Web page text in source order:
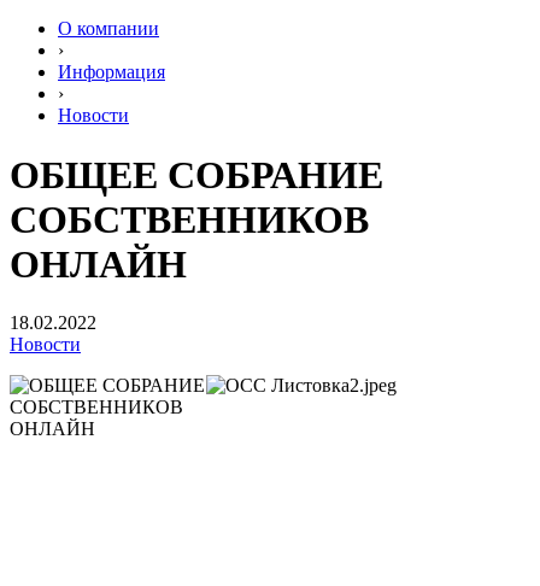
О компании
›
Информация
›
Новости
ОБЩЕЕ СОБРАНИЕ
СОБСТВЕННИКОВ
ОНЛАЙН
18.02.2022
Новости